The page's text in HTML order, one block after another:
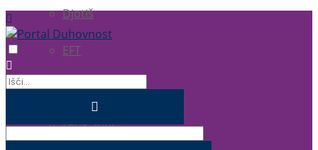
Djotiš
EFT
Ezoterika
Feng Shui